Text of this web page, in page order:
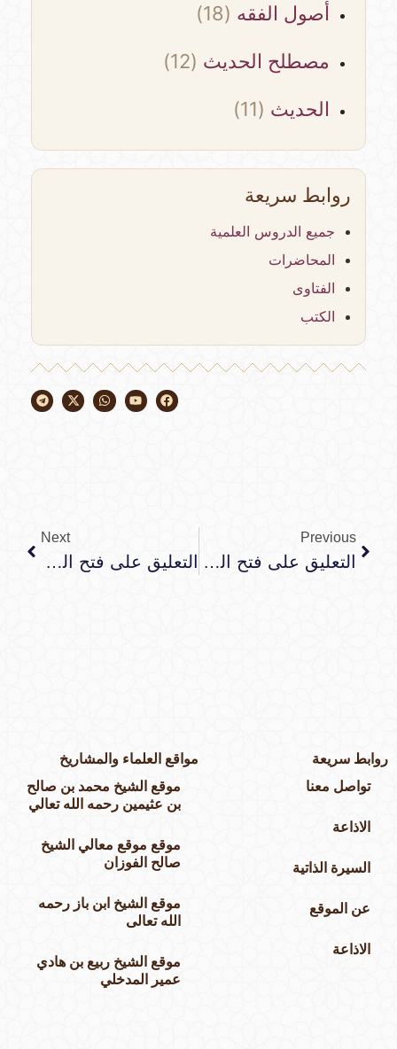
أصول الفقه(18)
مصطلح الحديث(12)
الحديث(11)
روابط سريعة
جميع الدروس العلمية
المحاضرات
الفتاوى
الكتب
Previous
التعليق على فتح البرية بتلخيص الحموية
Next
التعليق على فتح البرية بتلخيص الحموية
سريعة
تواصل معنا
الاذاعة
السيرة الذاتية
عن الموقع
الاذاعة
مواقع العلماء والمشاريخ
موقع الشيخ محمد بن صالح
بن عثيمين رحمه الله تعالي
موقع موقع معالي الشيخ
صالح الفوزان
موقع الشيخ ابن باز رحمه
الله تعالى
موقع الشيخ ربيع بن هادي
عمير المدخلي